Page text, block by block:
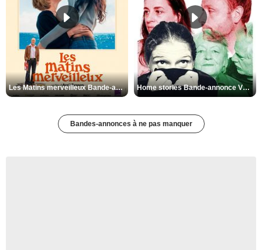
Les Matins merveilleux Bande-annonce VF Home stories Bande-annonce VO STFR
Bandes-annonces à ne pas manquer